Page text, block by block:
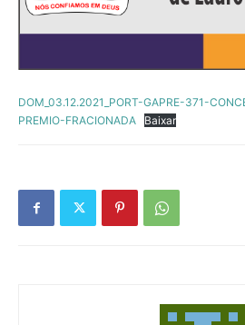
DOM_03.12.2021_PORT-GAPRE-371-
PREMIO-FRACIONADA
Baixar